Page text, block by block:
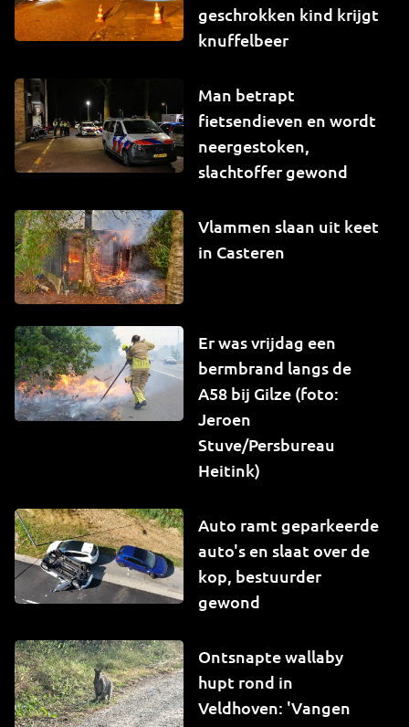
geschrokken kind krijgt
knuffelbeer
Man betrapt
fietsendieven en wordt
neergestoken,
slachtoffer gewond
Vlammen slaan uit keet
in Casteren
Er was vrijdag een
bermbrand langs de
A58 bij Gilze (foto:
Jeroen
Stuve/Persbureau
Heitink)
Auto ramt geparkeerde
auto's en slaat over de
kop, bestuurder
gewond
Ontsnapte wallaby
hupt rond in
Veldhoven: 'Vangen